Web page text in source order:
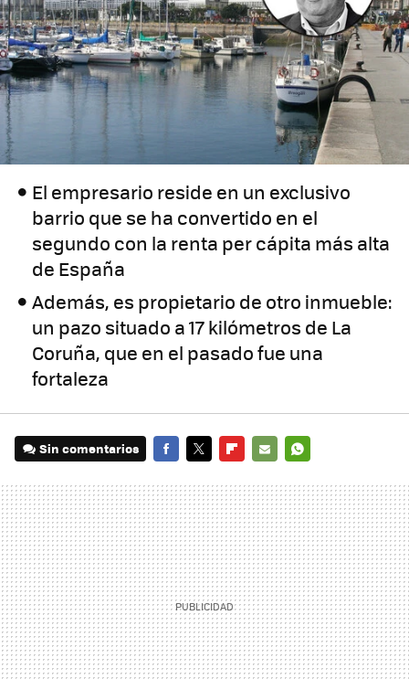
El empresario reside en un exclusivo
barrio que se ha convertido en el
segundo con la renta per cápita más alta
de España
Además, es propietario de otro inmueble:
un pazo situado a 17 kilómetros de La
Coruña, que en el pasado fue una
fortaleza
Sin comentarios
MAIL